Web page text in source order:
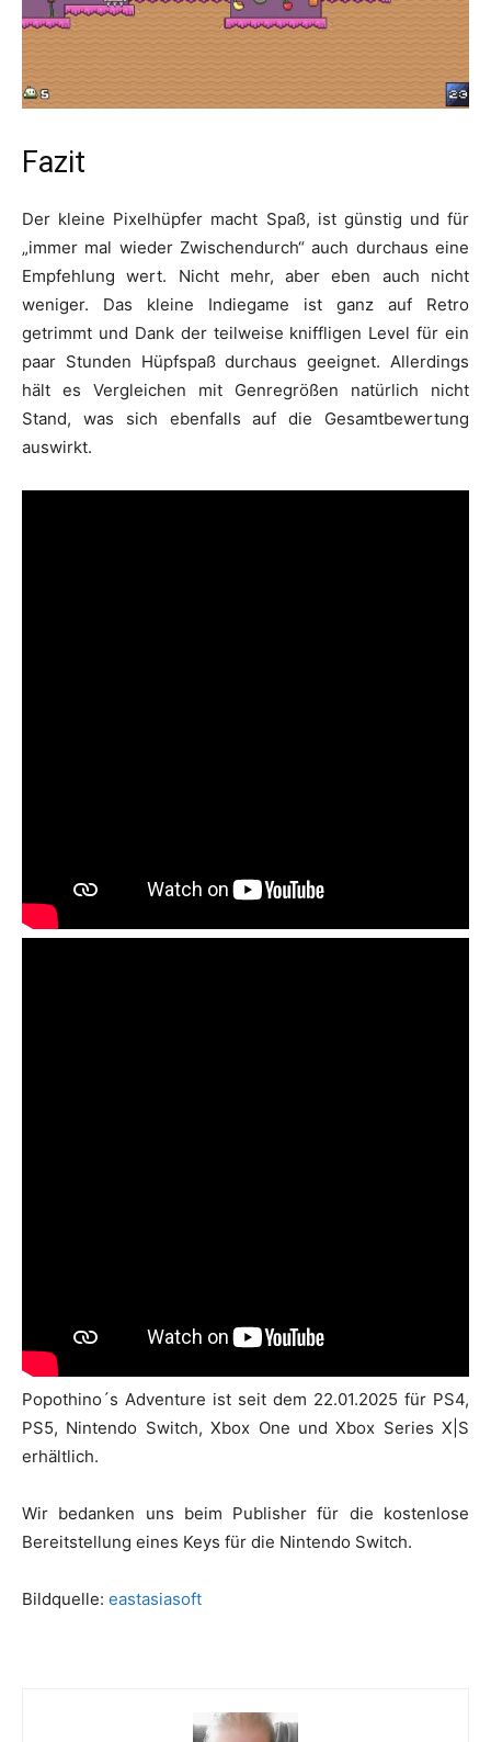
Fazit
Der kleine Pixelhüpfer macht Spaß, ist günstig und für
„immer mal wieder Zwischendurch“ auch durchaus eine
Empfehlung wert. Nicht mehr, aber eben auch nicht
weniger. Das kleine Indiegame ist ganz auf Retro
getrimmt und Dank der teilweise kniffligen Level für ein
paar Stunden Hüpfspaß durchaus geeignet. Allerdings
hält es Vergleichen mit Genregrößen natürlich nicht
Stand, was sich ebenfalls auf die Gesamtbewertung
auswirkt.
Popothino´s Adventure ist seit dem 22.01.2025 für PS4,
PS5, Nintendo Switch, Xbox One und Xbox Series X|S
erhältlich.
Wir bedanken uns beim Publisher für die kostenlose
Bereitstellung eines Keys für die Nintendo Switch.
Bildquelle: eastasiasoft